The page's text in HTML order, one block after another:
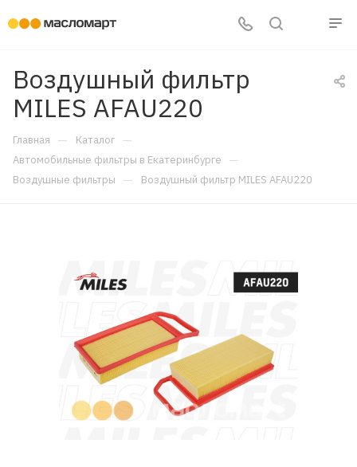
Воздушный фильтр
MILES AFAU220
Главная — Каталог —
Автомобильные фильтры в Екатеринбурге —
Воздушные фильтры — Воздушный фильтр MILES AFAU220